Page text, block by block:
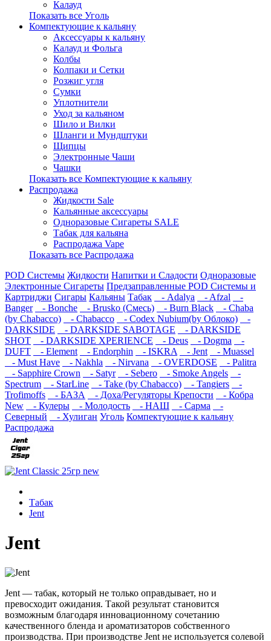
Калауд
Показать все Уголь
Компектующие к кальяну
Аксессуары к кальяну
Калауд и Фольга
Колбы
Колпаки и Сетки
Розжиг угля
Сумки
Уплотнители
Уход за кальяном
Шило и Вилки
Шланги и Мундштуки
Щипцы
Электронные Чаши
Чашки
Показать все Компектующие к кальяну
Распродажа
Жидкости Sale
Кальянные аксессуары
Одноразовые Сигареты SALE
Табак для кальяна
Распродажа Vape
Показать все Распродажа
POD Системы Жидкости Напитки и Сладости Одноразовые
Электронные Сигареты Предзаправленные POD Системы и
Картриджи Сигары Кальяны Табак - Adalya - Afzal
-
Banger
- Bonche - Brusko (Смесь) - Burn Black
- Chaba
(by Chabacco)
- Chabacco - Codex Nubium(by Облоко)
-
DARKSIDE
- DARKSIDE SABOTAGE
- DARKSIDE
SHOT
- DARKSIDE XPERIENCE - Deus - Dogma
-
DUFT
- Element - Endorphin - ISKRA - Jent
- Muassel
- Must Have
- Nakhla - Nirvana - OVERDOSE
- Palitra
- Sapphire Crown
- Satyr - Sebero - Smoke Angels
-
Spectrum
- StarLine - Take (by Chabacco) - Tangiers
-
Trofimoffs
- БАЗА - Доха/Регуляторы Крепости
- Кобра
New
- Кулеры - Молодость - НАШ - Сарма
-
Северный
- Хулиган Уголь Компектующие к кальяну
Распродажа
Табак
Jent
Jent
Jent — табак, который не только оправдывает, но и
превосходит ожидания. Такой результат становится
возможным благодаря инновационному сочетанию
качественного бленда и ароматизаторов собственного
производства. При производстве Jent не используется солевой